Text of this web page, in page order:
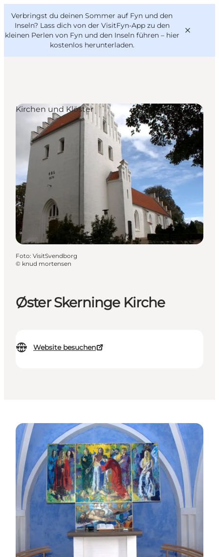
Verbringst du deinen Sommer auf Fyn und den
Inseln? Lass dich von der VisitFyn-App zu den
kleinen Perlen von Fyn und den Inseln führen – hier
kostenlos herunterladen.
Reise Ideen
Outdoor & bike
Essen & trinken
Übernachtung
VisitFyn
Deutsch
Øster Skerninge Kirche
Website besuchen
Kirchen und Klöster
Foto: VisitSvendborg
© knud mortensen